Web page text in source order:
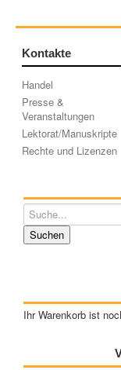
Kontakte
Handel
Presse &
Veranstaltungen
Lektorat/Manuskripte
Rechte und Lizenzen
Ihr Warenkorb ist